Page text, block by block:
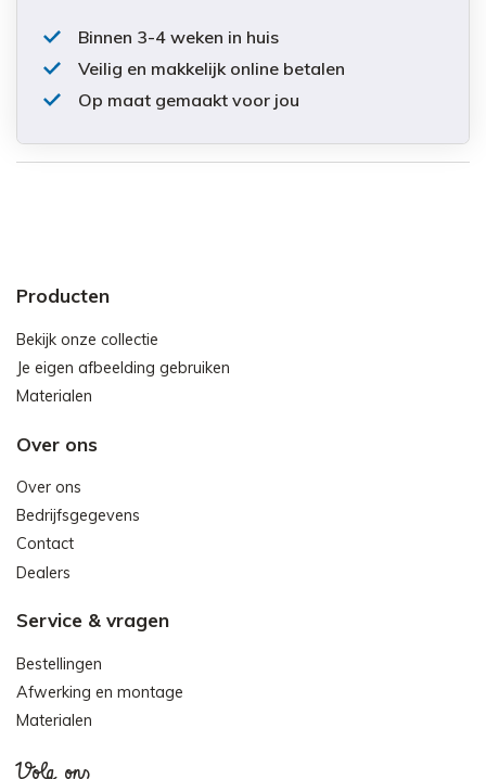
Binnen 3-4 weken in huis
Veilig en makkelijk online betalen
Op maat gemaakt voor jou
Producten
Bekijk onze collectie
Je eigen afbeelding gebruiken
Materialen
Over ons
Over ons
Bedrijfsgegevens
Contact
Dealers
Service & vragen
Bestellingen
Afwerking en montage
Materialen
Volg ons